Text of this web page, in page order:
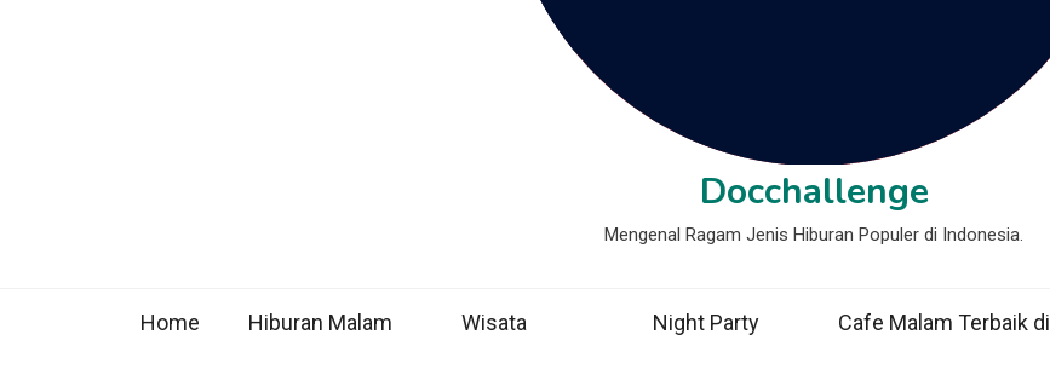
Docchallenge
Mengenal Ragam Jenis Hiburan Populer di Indonesia.
Home Hiburan Malam Wisata Night Party Cafe Malam Terbaik di